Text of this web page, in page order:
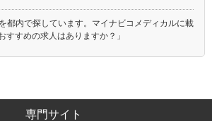
都内で探しています。マイナビコメディカルに載
すすめの求人はありますか？」
専門サイト